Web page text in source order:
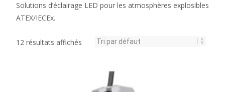
Solutions d’éclairage LED pour les atmosphères explosibles
ATEX/IECEx.
12 résultats affichés